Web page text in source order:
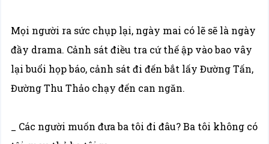
Mọi người ra sức chụp lại, ngày mai có lẽ sẽ là ngày
đầy drama. Cảnh sát điều tra cứ thế ập vào bao vây
lại buổi họp báo, cảnh sát đi đến bắt lấy Đường Tấn,
Đường Thu Thảo chạy đến can ngăn.
_ Các người muốn đưa ba tôi đi đâu? Ba tôi không có